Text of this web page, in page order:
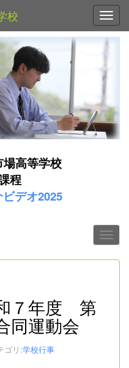
校
高等学校
程
デオ2025
７年度 第
同運動会
ゴリ:学校行事